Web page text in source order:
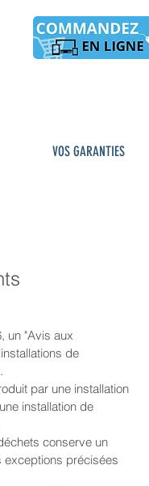
VOS GARANTIES
un "Avis aux
de
par une installation
installation de
conserve un
exceptions précisées